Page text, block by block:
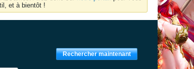
et à bientôt !
Rechercher maintenant